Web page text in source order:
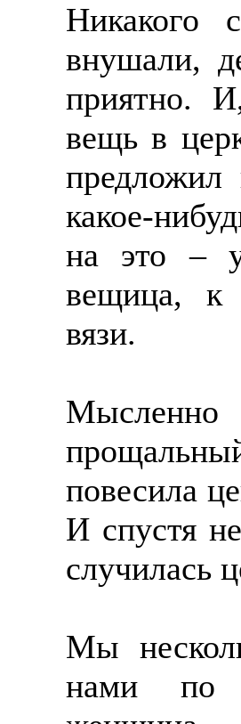
Никакого
внушали,
приятно.
вещь в
предложил
какое-
на это –
вещица, к
вязи.
повесила
И спустя
случилась
Мы
нами по